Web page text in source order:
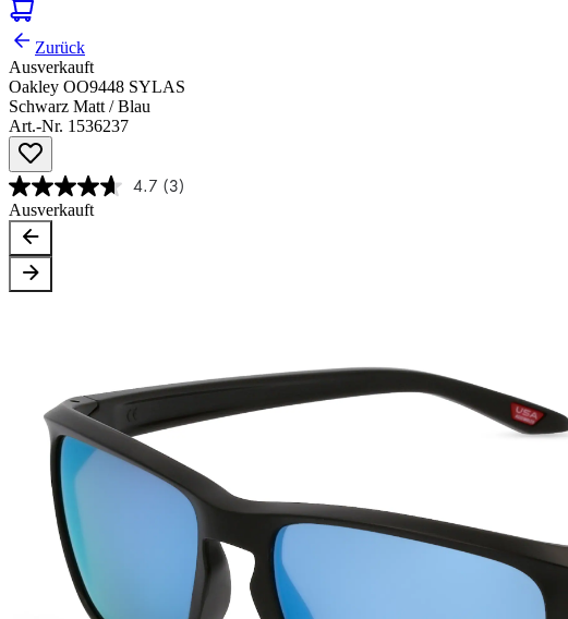
Zurück
Ausverkauft
Oakley OO9448 SYLAS
Schwarz Matt / Blau
Art.-Nr. 1536237
4.7 (3)
Ausverkauft